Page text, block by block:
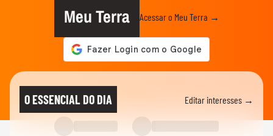
Meu Terra Acessar o Meu Terra →
O ESSENCIAL DO DIA Editar interesses →